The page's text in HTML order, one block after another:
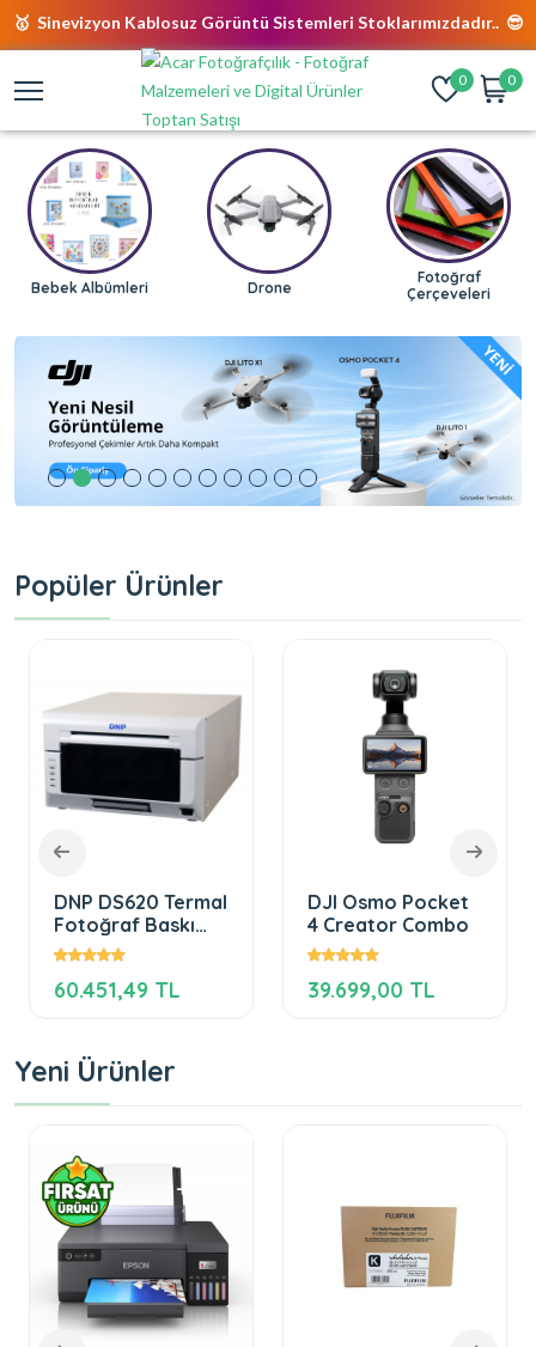
🥇 Sinevizyon Kablosuz Görüntü Sistemleri Stoklarımızdadır.. 😎
0 0
Bebek Albümleri Drone
Fotoğraf
Çerçeveleri
Popüler Ürünler
DNP DS620 Termal
Fotoğraf Baskı
Cihazı+1 Rulo Kağıt
60.451,49 TL
DJI Osmo Pocket
4 Creator Combo
39.699,00 TL
Yeni Ürünler